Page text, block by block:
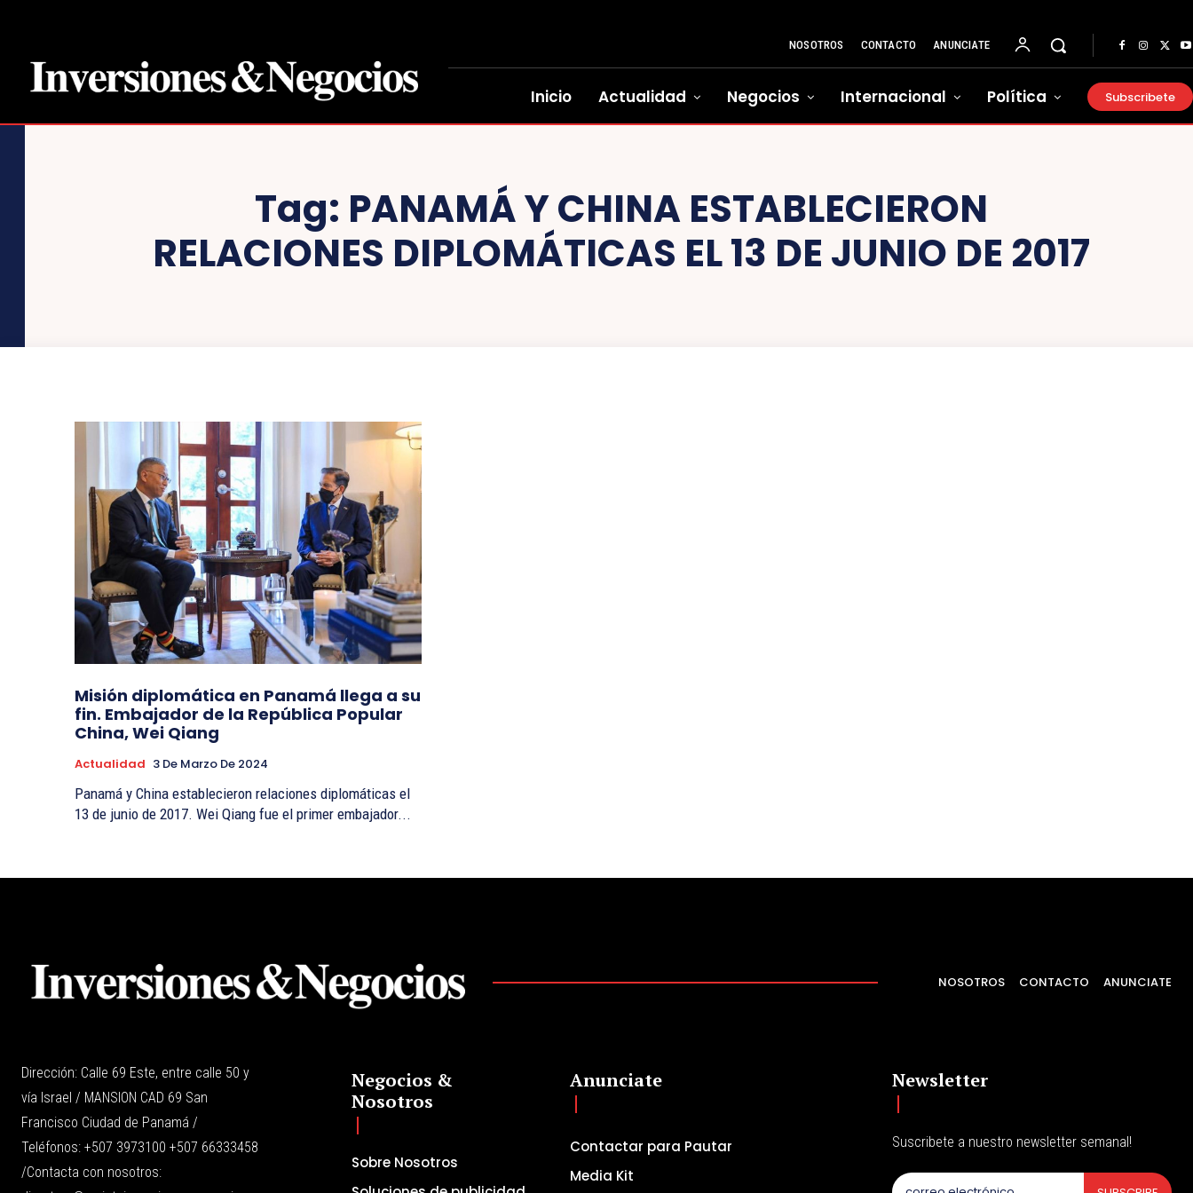
NOSOTROS CONTACTO ANUNCIATE
Inicio Actualidad Negocios Internacional Política Subscribete
Tag: PANAMÁ Y CHINA ESTABLECIERON
RELACIONES DIPLOMÁTICAS EL 13 DE JUNIO DE 2017
Misión diplomática en Panamá llega a su
fin. Embajador de la República Popular
China, Wei Qiang
Actualidad 3 De Marzo De 2024
Panamá y China establecieron relaciones diplomáticas el
13 de junio de 2017. Wei Qiang fue el primer embajador...
NOSOTROS CONTACTO ANUNCIATE
Dirección: Calle 69 Este, entre calle 50 y
vía Israel / MANSION CAD 69 San
Francisco Ciudad de Panamá /
Teléfonos: +507 3973100 +507 66333458
/Contacta con nosotros:
Negocios &
Nosotros
Sobre Nosotros
Anunciate
Contactar para Pautar
Media Kit
Newsletter
Suscribete a nuestro newsletter semanal!